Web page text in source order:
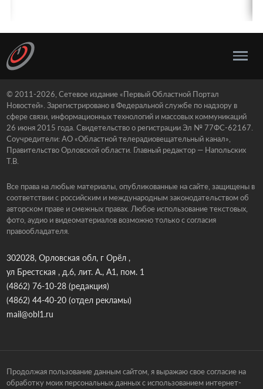
© 2011-2026, Сетевое издание «Первый Областной Портал
Новостей». Зарегистрировано в Федеральной службе по надзору в
сфере связи, информационных технологий и массовых коммуникаций
26 июня 2015 года. Свидетельство о регистрации Эл № 77ФС-62167.
Соучредители: АО «Областной телерадиовещательный канал»,
Правительство Орловской области. Главный редактор — Напольских
Т.В.
Все права на любые материалы, опубликованные на сайте, защищены в
соответствии с российским и международным законодательством об
авторском праве и смежных правах. Любое использование текстовых,
фото, аудио и видеоматериалов возможно только с согласия
правообладателя.
302028, Орловская обл, г Орёл ,
ул Брестская , д.6, лит. А., А1, пом. 1
(4862) 76-10-28(редакция)
(4862) 44-40-20(отдел рекламы)
mail@obl1.ru
Продолжая пользование данным сайтом, я выражаю свое согласие на
обработку моих персональных данных с использованием интернет-